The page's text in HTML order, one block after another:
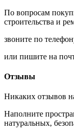
По вопросам
строительства и
звоните по
или пишите на
Отзывы
Никаких отзывов
Наполните
натуральных,